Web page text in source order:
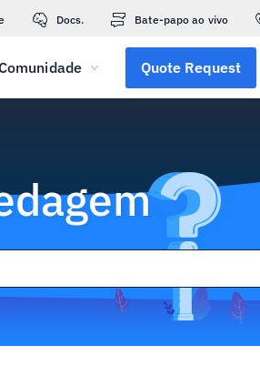
Docs. Bate-papo ao vivo
Quote Request